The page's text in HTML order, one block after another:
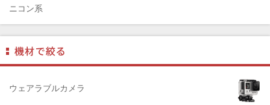
Dust-Off（ダストオフ）
DreamMaker（ドリームメーカー）
DNPフォトイメージング(ディーエヌピー)
DIGITALKING（デジタルキング）
diagnl（ダイアグナル）
ニコン系
フジフィルム系
ペンタックス系
ライカ系
ウェアラブルカメラ